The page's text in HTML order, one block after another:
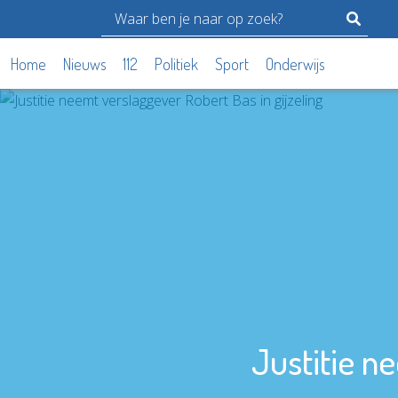
Home Nieuws 112 Politiek Sport Onderwijs
Justitie